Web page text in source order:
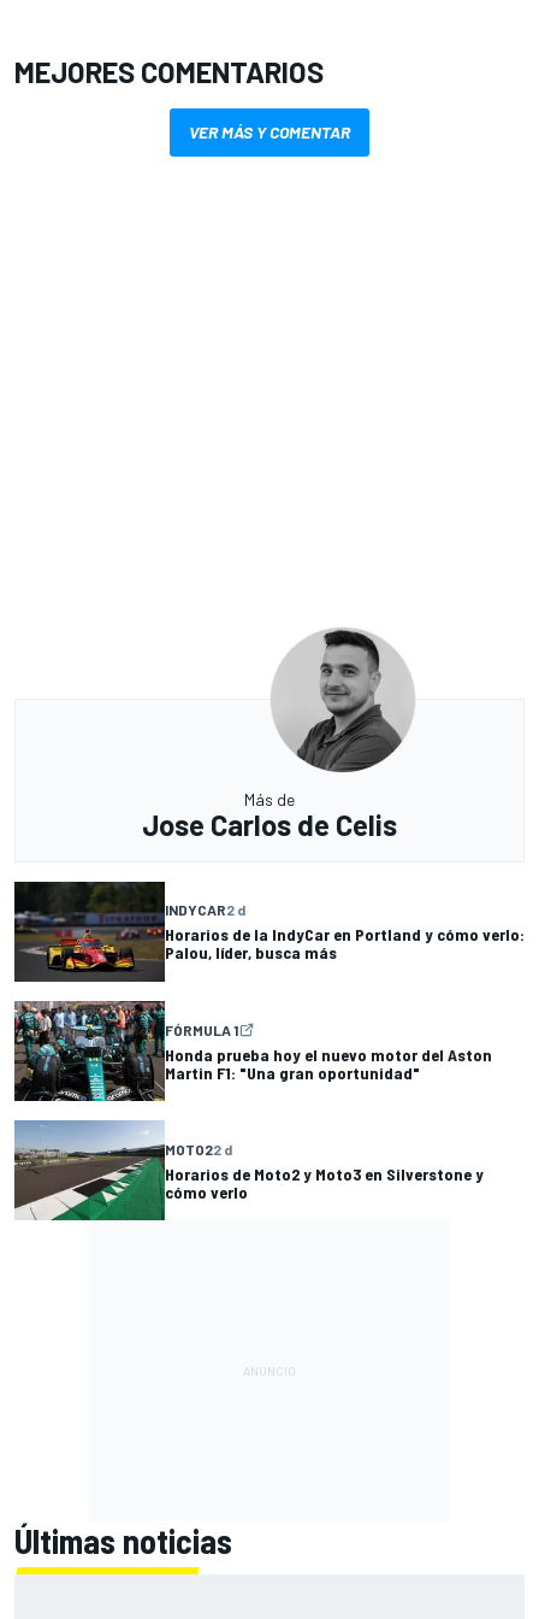
MEJORES COMENTARIOS
VER MÁS Y COMENTAR
Más de
Jose Carlos de Celis
INDYCAR2 d
Horarios de la IndyCar en Portland y cómo verlo:
Palou, líder, busca más
FÓRMULA 1
Honda prueba hoy el nuevo motor del Aston
Martin F1: "Una gran oportunidad"
MOTO22 d
Horarios de Moto2 y Moto3 en Silverstone y
cómo verlo
Últimas noticias